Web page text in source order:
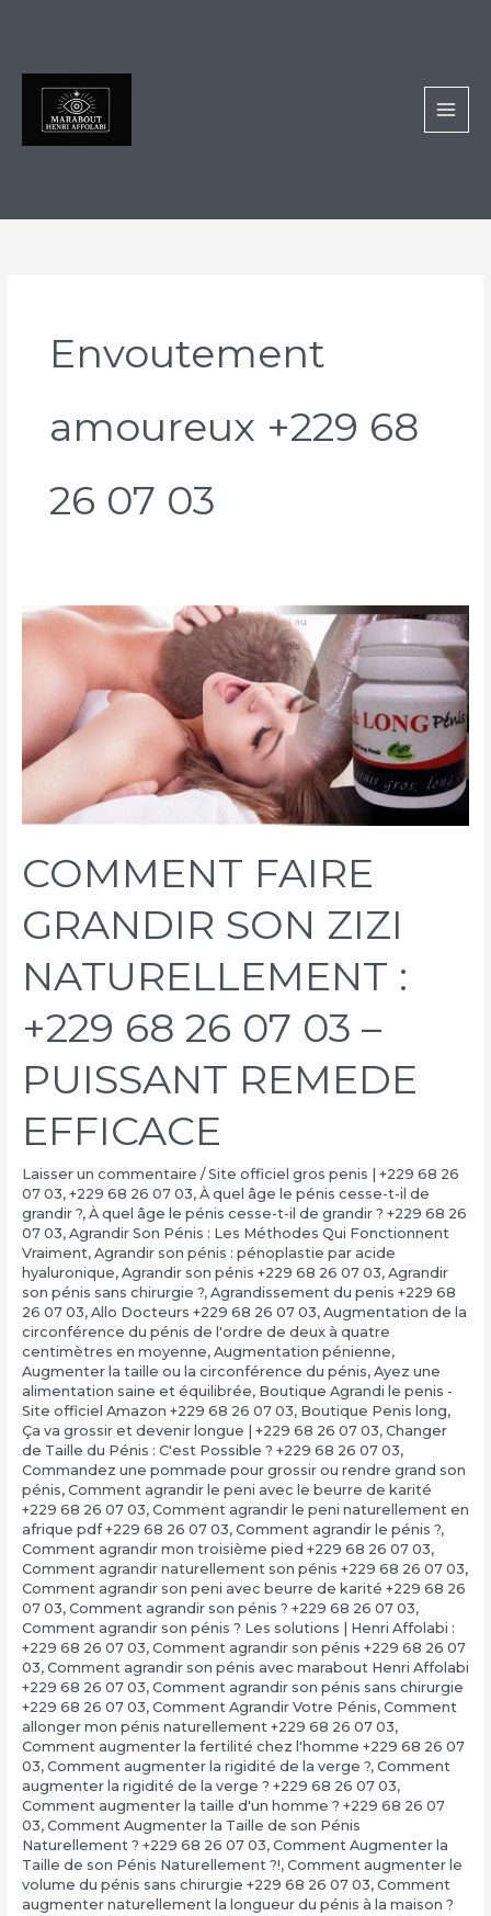
Envoutement
amoureux +229 68
26 07 03
COMMENT FAIRE
GRANDIR SON ZIZI
NATURELLEMENT :
+229 68 26 07 03 –
PUISSANT REMEDE
EFFICACE
Laisser un commentaire /Site officiel gros penis | +229 68 26
07 03, +229 68 26 07 03, À quel âge le pénis cesse-t-il de
grandir ?, À quel âge le pénis cesse-t-il de grandir ? +229 68 26
07 03, Agrandir Son Pénis : Les Méthodes Qui Fonctionnent
Vraiment, Agrandir son pénis : pénoplastie par acide
hyaluronique, Agrandir son pénis +229 68 26 07 03, Agrandir
son pénis sans chirurgie ?, Agrandissement du penis +229 68
26 07 03, Allo Docteurs +229 68 26 07 03, Augmentation de la
circonférence du pénis de l'ordre de deux à quatre
centimètres en moyenne, Augmentation pénienne,
Augmenter la taille ou la circonférence du pénis, Ayez une
alimentation saine et équilibrée, Boutique Agrandi le penis -
Site officiel Amazon +229 68 26 07 03, Boutique Penis long,
Ça va grossir et devenir longue | +229 68 26 07 03, Changer
de Taille du Pénis : C'est Possible ? +229 68 26 07 03,
Commandez une pommade pour grossir ou rendre grand son
pénis, Comment agrandir le peni avec le beurre de karité
+229 68 26 07 03, Comment agrandir le peni naturellement en
afrique pdf +229 68 26 07 03, Comment agrandir le pénis ?,
Comment agrandir mon troisième pied +229 68 26 07 03,
Comment agrandir naturellement son pénis +229 68 26 07 03,
Comment agrandir son peni avec beurre de karité +229 68 26
07 03, Comment agrandir son pénis ? +229 68 26 07 03,
Comment agrandir son pénis ? Les solutions | Henri Affolabi :
+229 68 26 07 03, Comment agrandir son pénis +229 68 26 07
03, Comment agrandir son pénis avec marabout Henri Affolabi
+229 68 26 07 03, Comment agrandir son pénis sans chirurgie
+229 68 26 07 03, Comment Agrandir Votre Pénis, Comment
allonger mon pénis naturellement +229 68 26 07 03,
Comment augmenter la fertilité chez l'homme +229 68 26 07
03, Comment augmenter la rigidité de la verge ?, Comment
augmenter la rigidité de la verge ? +229 68 26 07 03,
Comment augmenter la taille d'un homme ? +229 68 26 07
03, Comment Augmenter la Taille de son Pénis
Naturellement ? +229 68 26 07 03, Comment Augmenter la
Taille de son Pénis Naturellement ?!, Comment augmenter le
volume du pénis sans chirurgie +229 68 26 07 03, Comment
augmenter naturellement la longueur du pénis à la maison ?